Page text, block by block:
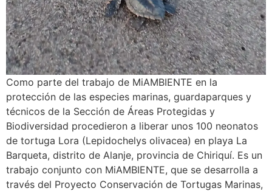
Como parte del trabajo de MiAMBIENTE en la
protección de las especies marinas, guardaparques y
técnicos de la Sección de Áreas Protegidas y
Biodiversidad procedieron a liberar unos 100 neonatos
de tortuga Lora (Lepidochelys olivacea) en playa La
Barqueta, distrito de Alanje, provincia de Chiriquí. Es un
trabajo conjunto con MiAMBIENTE, que se desarrolla a
través del Proyecto Conservación de Tortugas Marinas,